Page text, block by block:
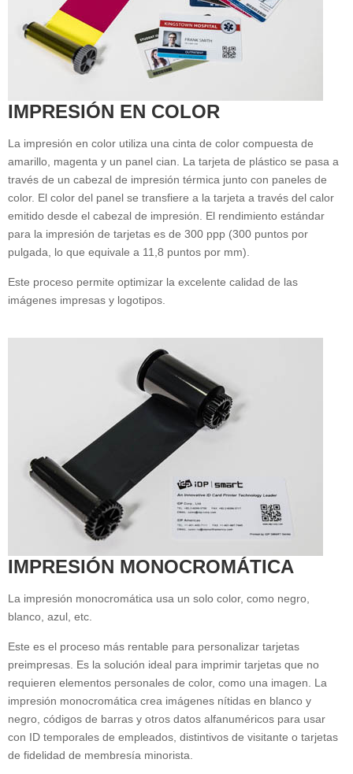
IMPRESIÓN EN COLOR
La impresión en color utiliza una cinta de color compuesta de
amarillo, magenta y un panel cian. La tarjeta de plástico se pasa a
través de un cabezal de impresión térmica junto con paneles de
color. El color del panel se transfiere a la tarjeta a través del calor
emitido desde el cabezal de impresión. El rendimiento estándar
para la impresión de tarjetas es de 300 ppp (300 puntos por
pulgada, lo que equivale a 11,8 puntos por mm).
Este proceso permite optimizar la excelente calidad de las
imágenes impresas y logotipos.
IMPRESIÓN MONOCROMÁTICA
La impresión monocromática usa un solo color, como negro,
blanco, azul, etc.
Este es el proceso más rentable para personalizar tarjetas
preimpresas. Es la solución ideal para imprimir tarjetas que no
requieren elementos personales de color, como una imagen. La
impresión monocromática crea imágenes nítidas en blanco y
negro, códigos de barras y otros datos alfanuméricos para usar
con ID temporales de empleados, distintivos de visitante o tarjetas
de fidelidad de membresía minorista.